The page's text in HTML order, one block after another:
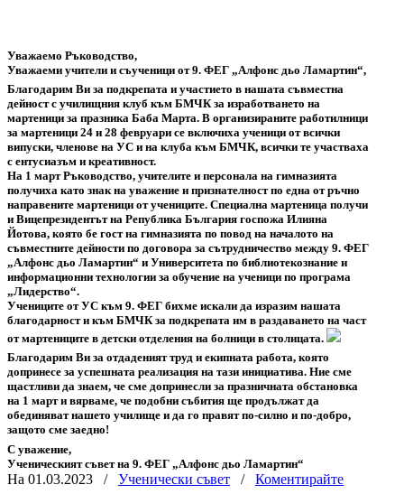
Уважаемо Ръководство,
Уважаеми учители и съученици от 9. ФЕГ „Алфонс дьо Ламартин“,
Благодарим Ви за подкрепата и участието в нашата съвместна
дейност с училищния клуб към БМЧК за изработването на
мартеници за празника Баба Марта. В организираните работилници
за мартеници 24 и 28 февруари се включиха ученици от всички
випуски, членове на УС и на клуба към БМЧК, всички те участваха
с ентусиазъм и креативност.
На 1 март Ръководство, учителите и персонала на гимназията
получиха като знак на уважение и признателност по една от ръчно
направените мартеници от учениците. Специална мартеница получи
и Вицепрезидентът на Република България госпожа Илияна
Йотова, която бе гост на гимназията по повод на началото на
съвместните дейности по договора за сътрудничество между 9. ФЕГ
„Алфонс дьо Ламартин“ и Университета по библиотекознание и
информационни технологии за обучение на ученици по програма
„Лидерство“.
Учениците от УС към 9. ФЕГ бихме искали да изразим нашата
благодарност и към БМЧК за подкрепата им в раздаването на част
от мартениците в детски отделения на болници в столицата.
Благодарим Ви за отдаденият труд и екипната работа, която
допринесе за успешната реализация на тази инициатива. Ние сме
щастливи да знаем, че сме допринесли за празничната обстановка
на 1 март и вярваме, че подобни събития ще продължат да
обединяват нашето училище и да го правят по-силно и по-добро,
защото сме заедно!
С уважение,
Ученическият съвет на 9. ФЕГ „Алфонс дьо Ламартин“
На 01.03.2023 / Ученически съвет / Коментирайте